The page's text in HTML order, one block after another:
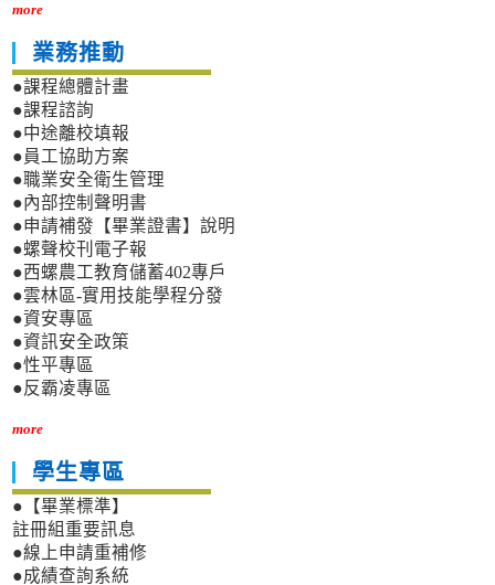
more
業務推動
●課程總體計畫
●課程諮詢
●中途離校填報
●員工協助方案
●職業安全衛生管理
●內部控制聲明書
●申請補發【畢業證書】說明
●螺聲校刊電子報
●西螺農工教育儲蓄402專戶
●雲林區-實用技能學程分發
●資安專區
●資訊安全政策
●性平專區
●反霸凌專區
more
學生專區
●【畢業標準】
註冊組重要訊息
●線上申請重補修
●成績查詢系統